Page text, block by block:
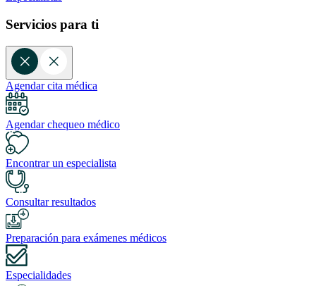
Servicios para ti
Agendar cita médica
Agendar chequeo médico
Encontrar un especialista
Consultar resultados
Preparación para exámenes médicos
Especialidades